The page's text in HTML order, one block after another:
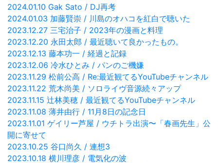
2024.01.10 Gak Sato / DJ再考
2024.01.03 加藤賢崇 / 川島のオハコを紅白で聴いた
2023.12.27 三宅治子 / 2023年の漫画と料理
2023.12.20 永田太郎 / 最近聴いて良かったもの。
2023.12.13 藤本功一 / 経過と記録
2023.12.06 冷水ひとみ / パンのご機嫌
2023.11.29 松前公高 / Re:最近観てるYouTubeチャンネル
2023.11.22 荒木尚美 / ソロライヴ音源続々アップ
2023.11.15 辻林美穂 / 最近観てるYouTubeチャンネル
2023.11.08 薄井由行 / 11月8日の記念日
2023.11.01 ゲイリー芦屋 / ウチトラ出演〜「春画先生」公
開に寄せて
2023.10.25 谷口尚久 / 連想3
2023.10.18 横川理彦 / 電気化の波